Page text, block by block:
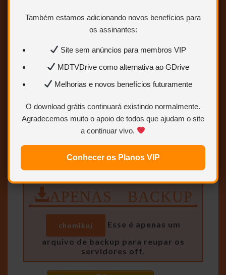
Também estamos adicionando novos benefícios para
os assinantes:
Site sem anúncios para membros VIP
MDTVDrive como alternativa ao GDrive
Melhorias e novos benefícios futuramente
O download grátis continuará existindo normalmente.
Agradecemos muito o apoio de todos que ajudam o site
a continuar vivo.
Conhecer os Planos VIP
HDTV 1080p
OPÇÃO 1 MEGA OPÇÃO 2
APENAS BACKUP
chomikuj
Esse é apenas um
arquivo de backup para reupar os
servidores off.